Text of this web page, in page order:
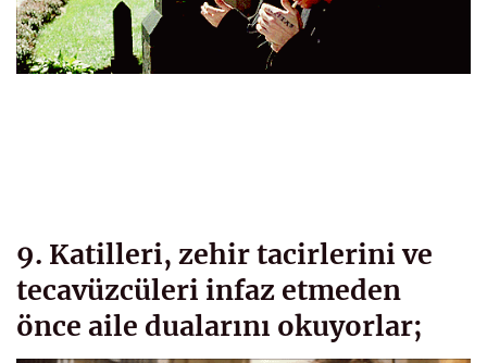
9. Katilleri, zehir tacirlerini ve
tecavüzcüleri infaz etmeden
önce aile dualarını okuyorlar;